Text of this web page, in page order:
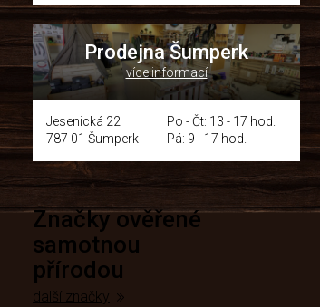
Prodejna Šumperk
více informací
Jesenická 22
787 01 Šumperk
Po - Čt: 13 - 17 hod.
Pá: 9 - 17 hod.
Značky ověřené
samotnou
přírodou
další značky